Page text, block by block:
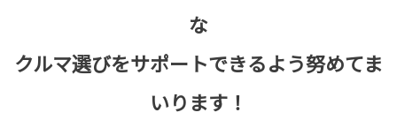
な
クルマ選びをサポートできるよう努めてま
いります！